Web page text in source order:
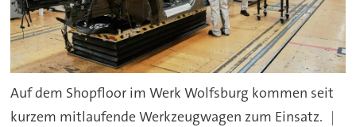
Auf dem Shopfloor im Werk Wolfsburg kommen seit
kurzem mitlaufende Werkzeugwagen zum Einsatz.